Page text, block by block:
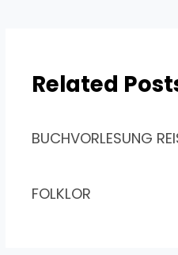
Related
BUCHVORLESUNG
FOLKLOR